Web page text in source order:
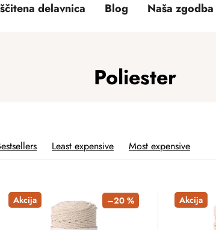
delavnica Blog Naša zgodba
Poliester
Least expensive Most expensive
Akcija –20 % Akcija